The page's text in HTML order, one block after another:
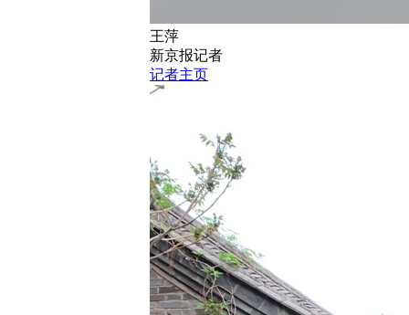
王萍
新京报记者
记者主页